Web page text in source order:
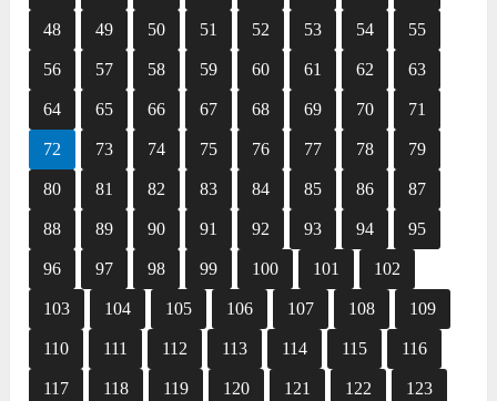
48 49 50 51 52 53 54 55
56 57 58 59 60 61 62 63
64 65 66 67 68 69 70 71
72 73 74 75 76 77 78 79
80 81 82 83 84 85 86 87
88 89 90 91 92 93 94 95
96 97 98 99 100 101 102
103 104 105 106 107 108 109
110 111 112 113 114 115 116
117 118 119 120 121 122 123